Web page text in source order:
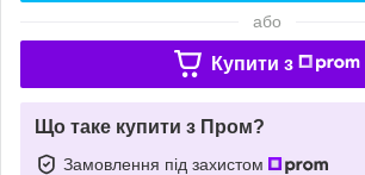
або
Купити з
Що таке купити з Пром?
Замовлення під захистом